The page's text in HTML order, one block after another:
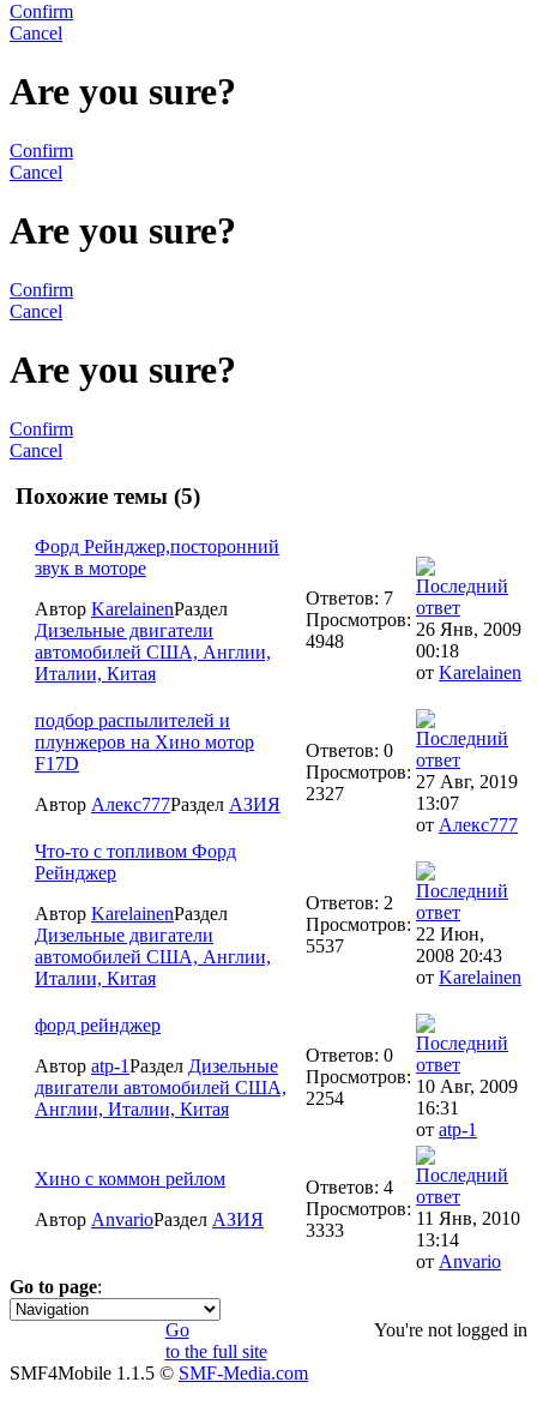
Confirm
Cancel
Are you sure?
Confirm
Cancel
Are you sure?
Confirm
Cancel
Are you sure?
Confirm
Cancel
Похожие темы (5)
Форд Рейнджер,посторонний
звук в моторе
Автор KarelainenРаздел
Дизельные двигатели
автомобилей США, Англии,
Италии, Китая
Ответов: 7
Просмотров:
4948
26 Янв, 2009
00:18
от Karelainen
подбор распылителей и
плунжеров на Хино мотор
F17D
Автор Алекс777Раздел АЗИЯ
Ответов: 0
Просмотров:
2327
27 Авг, 2019
13:07
от Алекс777
Что-то с топливом Форд
Рейнджер
Автор KarelainenРаздел
Дизельные двигатели
автомобилей США, Англии,
Италии, Китая
Ответов: 2
Просмотров:
5537
22 Июн,
2008 20:43
от Karelainen
форд рейнджер
Автор atp-1Раздел Дизельные
двигатели автомобилей США,
Англии, Италии, Китая
Ответов: 0
Просмотров:
2254
10 Авг, 2009
16:31
от atp-1
Хино с коммон рейлом
Автор AnvarioРаздел АЗИЯ
Ответов: 4
Просмотров:
3333
11 Янв, 2010
13:14
от Anvario
Go to page:
1
You're not logged in
Go
to the full site
SMF4Mobile 1.1.5 © SMF-Media.com